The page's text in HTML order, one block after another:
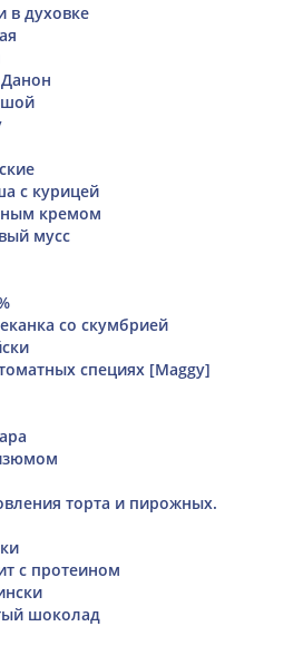
в духовке
с курицей
кремом
мусс
со скумбрией
специях [Maggy]
торта и пирожных.
с протеином
шоколад